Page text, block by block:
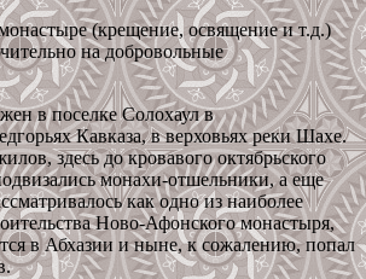
(крещение, освящение и т.д.)
на добровольные
в поселке Солохаул в
Кавказа, в верховьях реки Шахе.
здесь до кровавого октябрьского
монахи-отшельники, а еще
как одно из наиболее
Ново-Афонского монастыря,
в Абхазии и ныне, к сожалению, попал